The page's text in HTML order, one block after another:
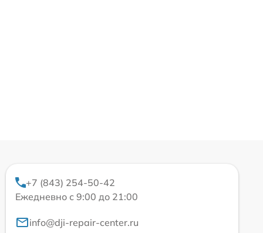
+7 (843) 254-50-42
Ежедневно с 9:00 до 21:00
info@dji-repair-center.ru